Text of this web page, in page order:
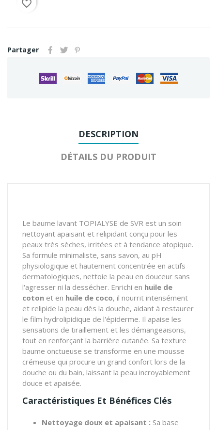
favorite_border
Partager
DESCRIPTION
DÉTAILS DU PRODUIT
Le baume lavant TOPIALYSE de SVR est un soin
nettoyant apaisant et relipidant conçu pour les
peaux très sèches, irritées et à tendance atopique.
Sa formule minimaliste, sans savon, au pH
physiologique et hautement concentrée en actifs
dermatologiques, nettoie la peau en douceur sans
l'agresser ni la dessécher. Enrichi en huile de
coton et en huile de coco, il nourrit intensément
et relipide la peau dès la douche, aidant à restaurer
le film hydrolipidique de l'épiderme. Il apaise les
sensations de tiraillement et les démangeaisons,
tout en renforçant la barrière cutanée. Sa texture
baume onctueuse se transforme en une mousse
crémeuse qui procure un grand confort lors de la
douche ou du bain, laissant la peau incroyablement
douce et apaisée.
Caractéristiques Et Bénéfices Clés
Nettoyage doux et apaisant : Sa base